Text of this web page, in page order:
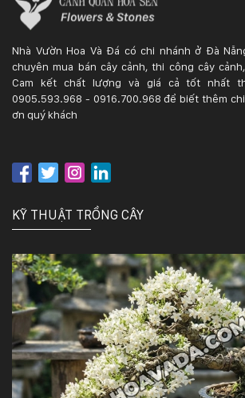
Nhà Vườn Hoa Và Đá có chi nhánh ở Đà
chuyên mua bán cây cảnh, thi công cây
Cam kết chất lượng và giá cả tốt nhất
0905.593.968 - 0916.700.968 để biết thêm
ơn quý khách
KỸ THUẬT TRỒNG CÂY